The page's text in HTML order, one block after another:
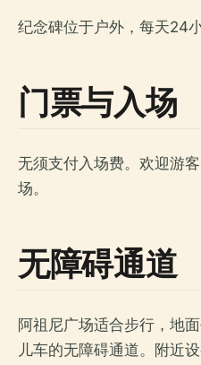
纪念碑位于户外，每天24
门票与入场
无须支付入场费。欢迎游
场。
无障碍通道
阿祖尼广场适合步行，地
儿车的无障碍通道。附近